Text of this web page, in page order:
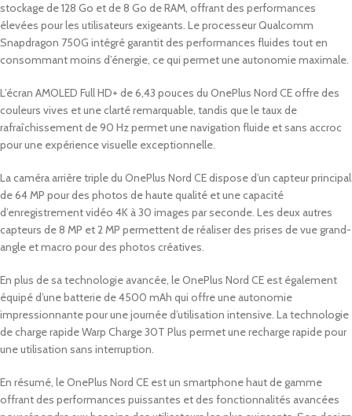
stockage de 128 Go et de 8 Go de RAM, offrant des performances
élevées pour les utilisateurs exigeants. Le processeur Qualcomm
Snapdragon 750G intégré garantit des performances fluides tout en
consommant moins d’énergie, ce qui permet une autonomie maximale.
L’écran AMOLED Full HD+ de 6,43 pouces du OnePlus Nord CE offre des
couleurs vives et une clarté remarquable, tandis que le taux de
rafraîchissement de 90 Hz permet une navigation fluide et sans accroc
pour une expérience visuelle exceptionnelle.
La caméra arrière triple du OnePlus Nord CE dispose d’un capteur principal
de 64 MP pour des photos de haute qualité et une capacité
d’enregistrement vidéo 4K à 30 images par seconde. Les deux autres
capteurs de 8 MP et 2 MP permettent de réaliser des prises de vue grand-
angle et macro pour des photos créatives.
En plus de sa technologie avancée, le OnePlus Nord CE est également
équipé d’une batterie de 4500 mAh qui offre une autonomie
impressionnante pour une journée d’utilisation intensive. La technologie
de charge rapide Warp Charge 30T Plus permet une recharge rapide pour
une utilisation sans interruption.
En résumé, le OnePlus Nord CE est un smartphone haut de gamme
offrant des performances puissantes et des fonctionnalités avancées